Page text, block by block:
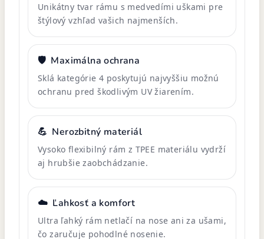
Unikátny tvar rámu s medvedími uškami pre
štýlový vzhľad vašich najmenších.
🛡️ Maximálna ochrana
Sklá kategórie 4 poskytujú najvyššiu možnú
ochranu pred škodlivým UV žiarením.
💪 Nerozbitný materiál
Vysoko flexibilný rám z TPEE materiálu vydrží
aj hrubšie zaobchádzanie.
☁️ Ľahkosť a komfort
Ultra ľahký rám netlačí na nose ani za ušami,
čo zaručuje pohodlné nosenie.